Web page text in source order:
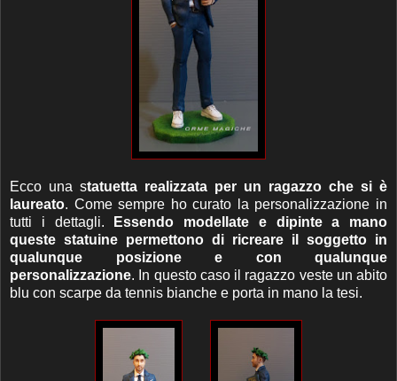
Ecco una statuetta realizzata per un ragazzo che si è
laureato. Come sempre ho curato la personalizzazione in
tutti i dettagli. Essendo modellate e dipinte a mano
queste statuine permettono di ricreare il soggetto in
qualunque posizione e con qualunque
personalizzazione. In questo caso il ragazzo veste un abito
blu con scarpe da tennis bianche e porta in mano la tesi.